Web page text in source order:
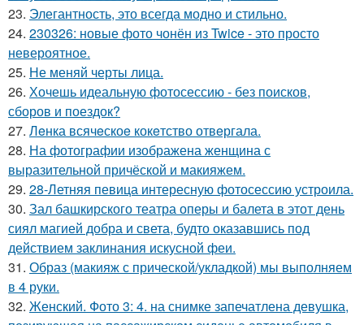
23. Элегантность, это всегда модно и стильно.
24. 230326: новые фото чонён из Twice - это просто
невероятное.
25. Не меняй черты лица.
26. Хочешь идеальную фотосессию - без поисков,
сборов и поездок?
27. Лeнка всячeскоe кокeтство отвeргала.
28. На фотографии изображена женщина с
выразительной причёской и макияжем.
29. 28-Летняя певица интересную фотосессию устроила.
30. Зал башкирского театра оперы и балета в этот день
сиял магией добра и света, будто оказавшись под
действием заклинания искусной феи.
31. Образ (макияж с прической/укладкой) мы выполняем
в 4 руки.
32. Женский. Фото 3: 4. на снимке запечатлена девушка,